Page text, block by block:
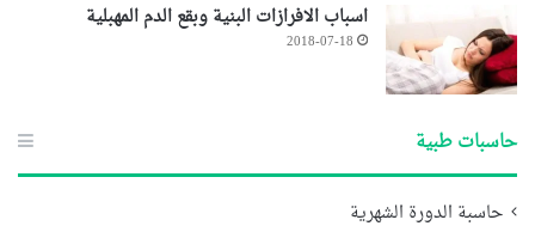
اسباب الافرازات البنية وبقع الدم المهبلية
2018-07-18
حاسبات طبية
حاسبة الدورة الشهرية